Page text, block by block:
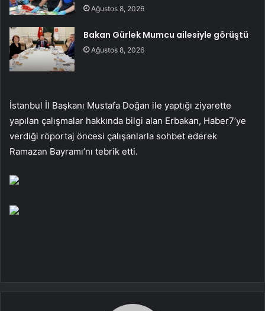
Ağustos 8, 2026
Bakan Gürlek Mumcu ailesiyle görüştü
Ağustos 8, 2026
İstanbul İl Başkanı Mustafa Doğan ile yaptığı ziyarette
yapılan çalışmalar hakkında bilgi alan Erbakan, Haber7’ye
verdiği röportaj öncesi çalışanlarla sohbet ederek
Ramazan Bayramı’nı tebrik etti.